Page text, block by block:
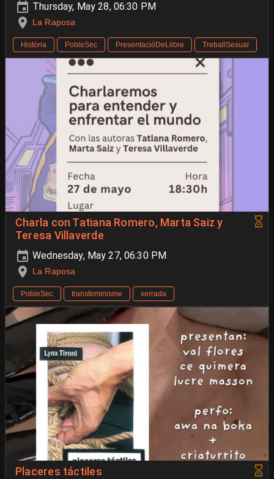
Thursday, May 28, 06:30 PM
La Raposa
Història PobleSec PresentacióDeLlibre TreballSexual
Charla con Tatiana Romero, Marta Saiz y
Teresa Villaverde
Wednesday, May 27, 06:30 PM
La Raposa
PobleSec transfeminisme xerrada
Placeres táctiles